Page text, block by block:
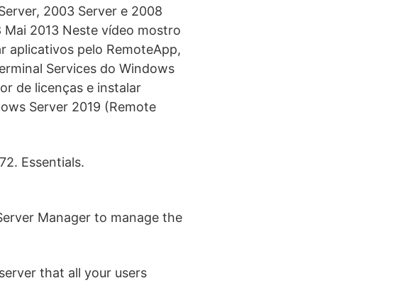
2003 Server e 2008
2013 Neste vídeo mostro
aplicativos pelo RemoteApp,
Services do Windows
de licenças e instalar
Server 2019 (Remote
Essentials.
Manager to manage the
that all your users